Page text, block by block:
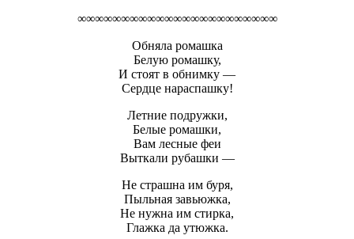
∞∞∞∞∞∞∞∞∞∞∞∞∞∞∞∞∞∞∞∞∞∞∞
Обняла ромашка
Белую ромашку,
И стоят в обнимку —
Сердце нараспашку!
Летние подружки,
Белые ромашки,
Вам лесные феи
Выткали рубашки —
Не страшна им буря,
Пыльная завьюжка,
Не нужна им стирка,
Глажка да утюжка.